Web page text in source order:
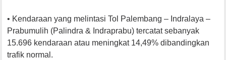
• Kendaraan yang melintasi Tol Palembang – Indralaya –
Prabumulih (Palindra & Indraprabu) tercatat sebanyak
15.696 kendaraan atau meningkat 14,49% dibandingkan
trafik normal.